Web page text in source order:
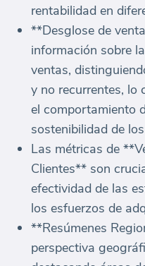
rentabilidad en
**Desglose de
información sobre
ventas,
y no recurrentes, lo
el comportamiento
sostenibilidad de
Las métricas de
Clientes** son
efectividad de las
los esfuerzos de
**Resúmenes
perspectiva